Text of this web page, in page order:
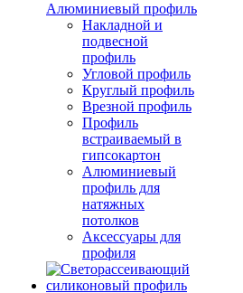
Алюминиевый профиль
Накладной и
подвесной
профиль
Угловой профиль
Круглый профиль
Врезной профиль
Профиль
встраиваемый в
гипсокартон
Алюминиевый
профиль для
натяжных
потолков
Аксессуары для
профиля